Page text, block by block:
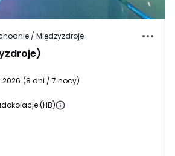
/ Międzyzdroje
(8 dni / 7 nocy)
(HB)